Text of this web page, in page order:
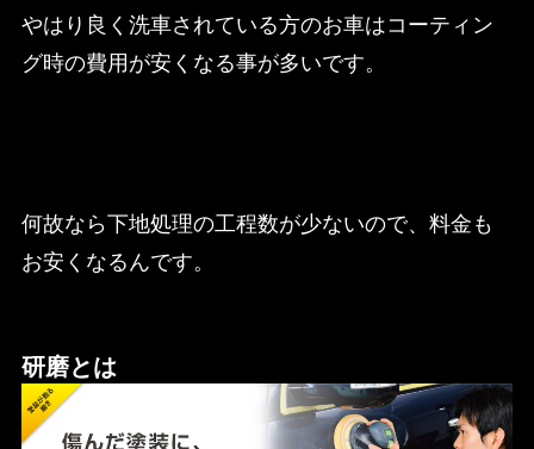
やはり良く洗車されている方のお車はコーティン
グ時の費用が安くなる事が多いです。
何故なら下地処理の工程数が少ないので、料金も
お安くなるんです。
研磨とは